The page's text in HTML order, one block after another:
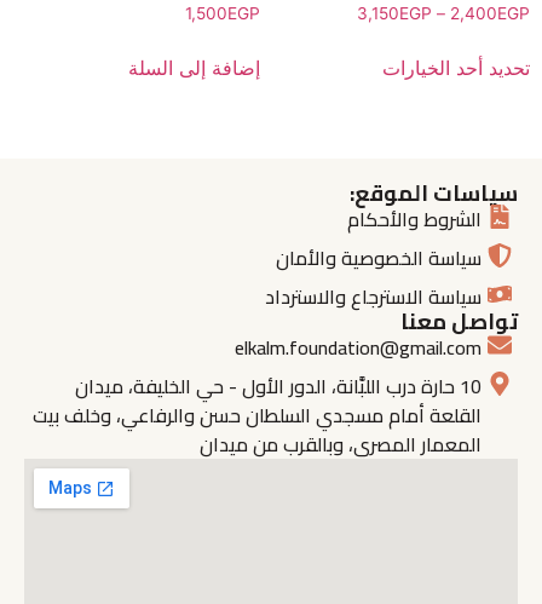
2,400EGP
–
3,150EGP
تحديد أحد الخيارات
1,500EGP
إضافة إلى السلة
سياسات الموقع:
الشروط والأحكام
سياسة الخصوصية والأمان
سياسة الاسترجاع والاسترداد
تواصل معنا
elkalm.foundation@gmail.com
10 حارة درب اللبَّانة، الدور الأول - حي الخليفة، ميدان
القلعة أمام مسجدي السلطان حسن والرفاعي، وخلف بيت
المعمار المصري، وبالقرب من ميدان